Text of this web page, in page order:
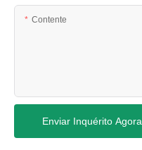
Contente
Enviar Inquérito Agora